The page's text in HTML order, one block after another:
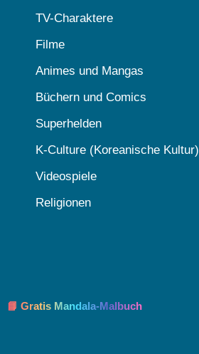
TV-Charaktere
Filme
Animes und Mangas
Büchern und Comics
Superhelden
K-Culture (Koreanische Kultur)
Videospiele
Religionen
📘 Gratis Mandala-Malbuch